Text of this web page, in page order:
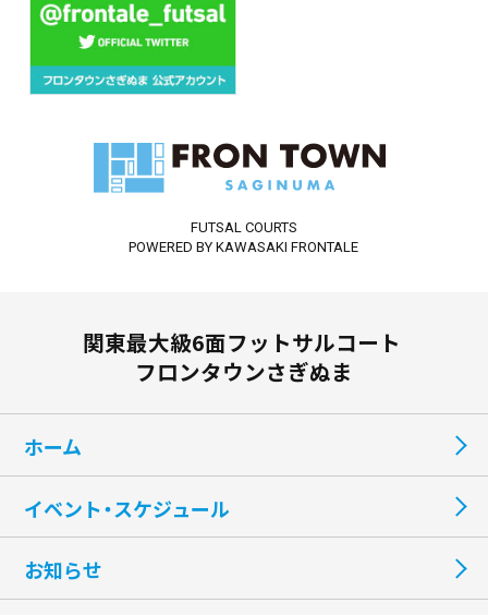
FUTSAL COURTS
POWERED BY KAWASAKI FRONTALE
関東最大級6面フットサルコート
フロンタウンさぎぬま
ホーム
イベント・スケジュール
お知らせ